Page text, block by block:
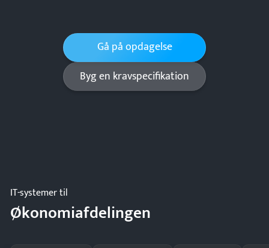
Gå på opdagelse
Byg en kravspecifikation
IT-systemer til
Økonomiafdelingen